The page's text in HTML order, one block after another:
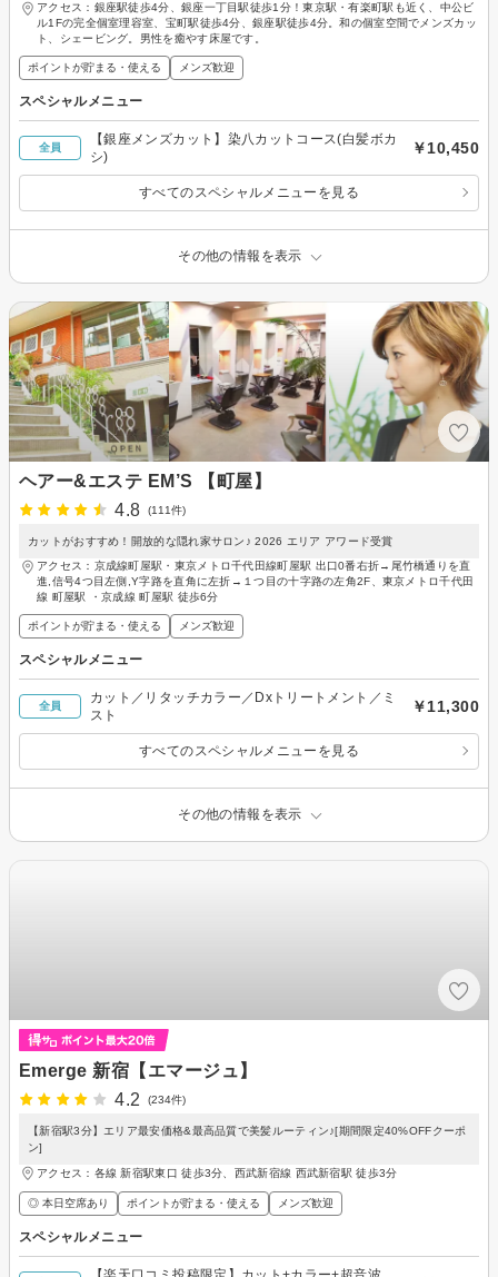
アクセス：銀座駅徒歩4分、銀座一丁目駅徒歩1分！東京駅・有楽町駅も近く、中公ビ
ル1Fの完全個室理容室、宝町駅徒歩4分、銀座駅徒歩4分。和の個室空間でメンズカッ
ト、シェービング。男性を癒やす床屋です。
ポイントが貯まる・使える メンズ歓迎
スペシャルメニュー
全員
【銀座メンズカット】染八カットコース(白髪ボカ
シ)
￥10,450
すべてのスペシャルメニューを見る
その他の情報を表示
ヘアー&エステ EM’S 【町屋】
4.8
(111件)
カットがおすすめ！開放的な隠れ家サロン♪ 2026 エリア アワード受賞
アクセス：京成線町屋駅・東京メトロ千代田線町屋駅 出口0番右折→尾竹橋通りを直
進,信号4つ目左側,Y字路を直角に左折→１つ目の十字路の左角2F、東京メトロ千代田
線 町屋駅 ・京成線 町屋駅 徒歩6分
ポイントが貯まる・使える メンズ歓迎
スペシャルメニュー
全員
カット／リタッチカラー／Dxトリートメント／ミ
スト
￥11,300
すべてのスペシャルメニューを見る
その他の情報を表示
Emerge 新宿【エマージュ】
4.2
(234件)
【新宿駅3分】エリア最安価格&最高品質で美髪ルーティン♪[期間限定40%OFFクーポ
ン]
アクセス：各線 新宿駅東口 徒歩3分、西武新宿線 西武新宿駅 徒歩3分
◎ 本日空席あり ポイントが貯まる・使える メンズ歓迎
スペシャルメニュー